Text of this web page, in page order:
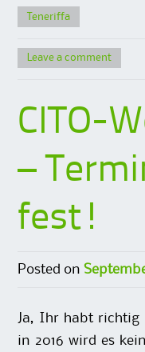
Teneriffa
Leave a comment
CITO-
–
fest!
Posted on
Ja, Ihr habt richtig
in 2016 wird es